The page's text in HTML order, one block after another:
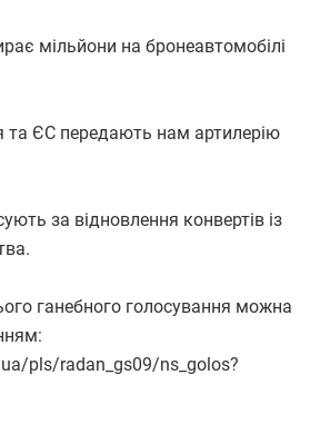
мільйони на бронеавтомобілі
та ЄС передають нам артилерію
за відновлення конвертів із
ганебного голосування можна
pls/radan_gs09/ns_golos?